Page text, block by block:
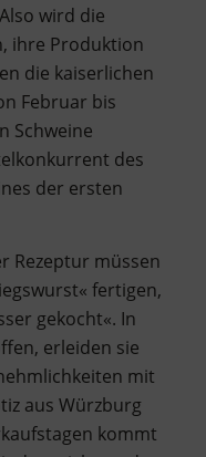
wird die
ihre Produktion
die kaiserlichen
Februar bis
Schweine
des
der ersten
Rezeptur müssen
fertigen,
gekocht«. In
erleiden sie
mit
aus Würzburg
kommt